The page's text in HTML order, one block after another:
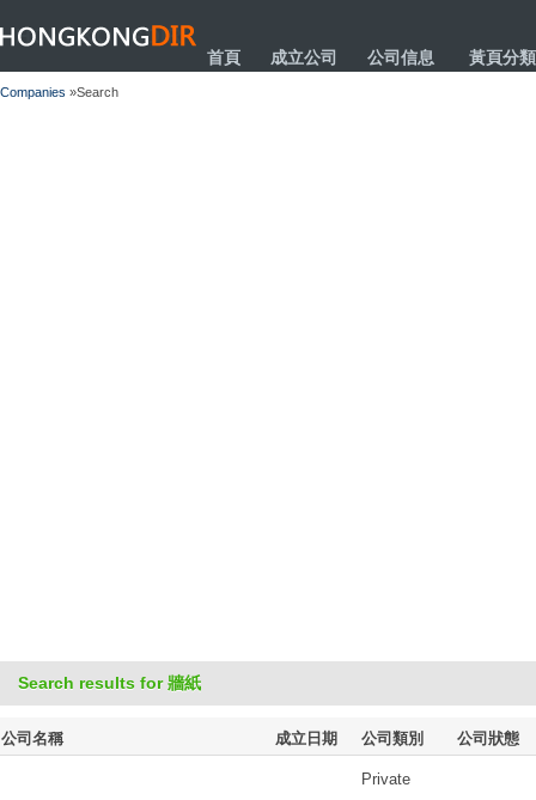
HONGKONGDIR
首頁 成立公司 公司信息 黃頁分類
Companies »Search
Search results for 牆紙
公司名稱 成立日期 公司類別 公司狀態
Private